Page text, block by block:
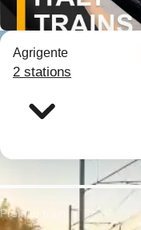
Agrigente
2 stations
Premier train: